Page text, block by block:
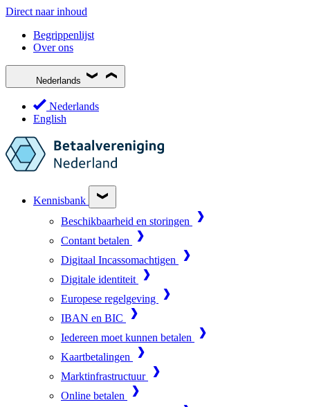
Direct naar inhoud
Begrippenlijst
Over ons
Nederlands
Nederlands
English
Kennisbank
Beschikbaarheid en storingen
Contant betalen
Digitaal Incassomachtigen
Digitale identiteit
Europese regelgeving
IBAN en BIC
Iedereen moet kunnen betalen
Kaartbetalingen
Marktinfrastructuur
Online betalen